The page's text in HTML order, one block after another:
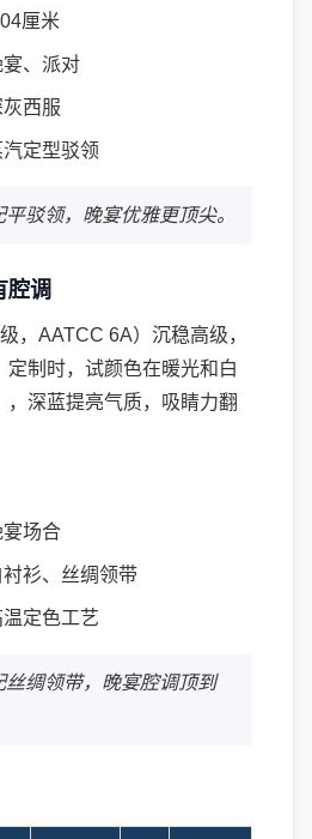
厘米
、派对
西服
定型驳领
驳领，晚宴优雅更顶尖。
腔调
，AATCC 6A）沉稳高级，
定制时，试颜色在暖光和白
，深蓝提亮气质，吸睛力翻
场合
衫、丝绸领带
定色工艺
丝绸领带，晚宴腔调顶到